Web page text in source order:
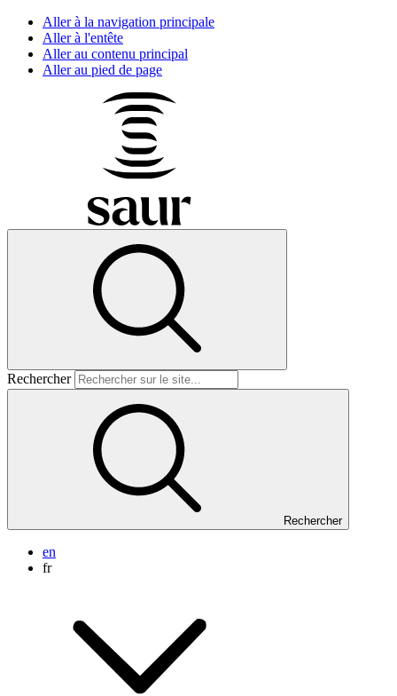
Aller à la navigation principale
Aller à l'entête
Aller au contenu principal
Aller au pied de page
Rechercher
Rechercher
en
fr